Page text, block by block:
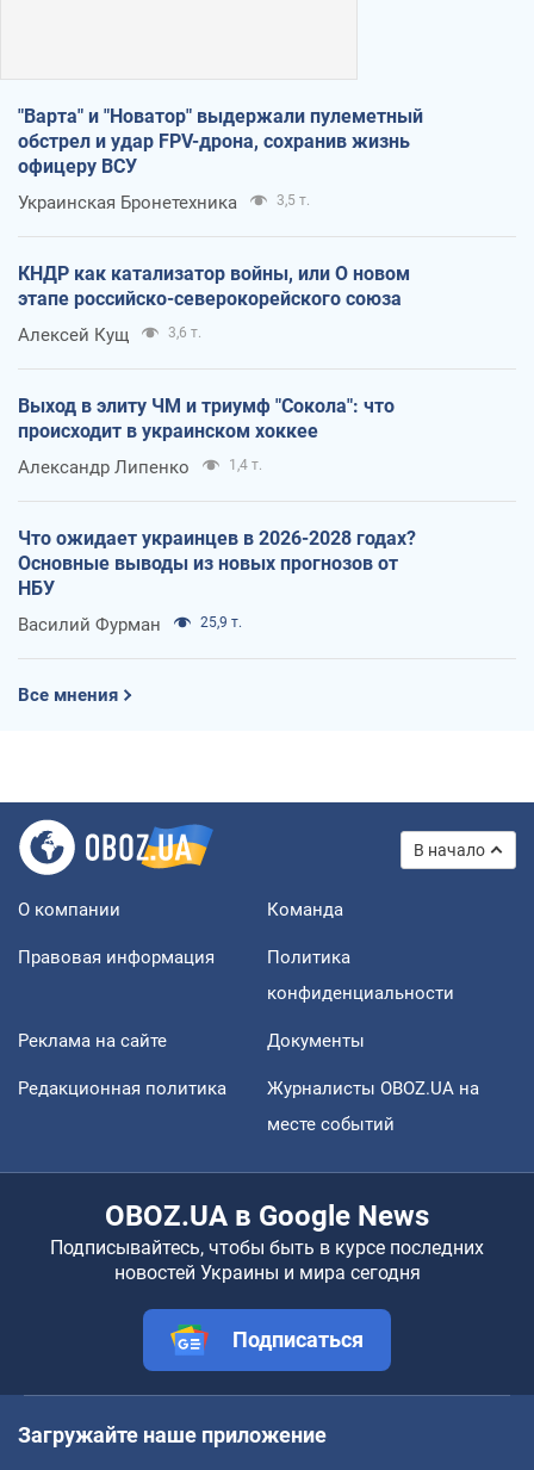
"Варта" и "Новатор" выдержали пулеметный
обстрел и удар FPV-дрона, сохранив жизнь
офицеру ВСУ
Украинская Бронетехника 3,5 т.
КНДР как катализатор войны, или О новом
этапе российско-северокорейского союза
Алексей Кущ 3,6 т.
Выход в элиту ЧМ и триумф "Сокола": что
происходит в украинском хоккее
Александр Липенко 1,4 т.
Что ожидает украинцев в 2026-2028 годах?
Основные выводы из новых прогнозов от
НБУ
Василий Фурман 25,9 т.
Все мнения
В начало
О компании Команда
Правовая информация
Политика
конфиденциальности
Реклама на сайте Документы
Редакционная политика
Журналисты OBOZ.UA на
месте событий
OBOZ.UA в Google News
Подписывайтесь, чтобы быть в курсе последних
новостей Украины и мира сегодня
Подписаться
Загружайте наше приложение